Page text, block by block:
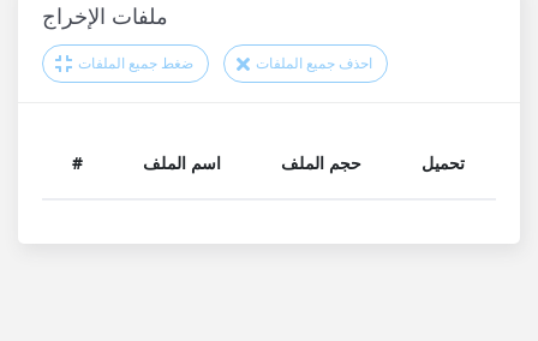
ملفات الإخراج
ضغط جميع الملفات احذف جميع الملفات
# اسم الملف حجم الملف تحميل